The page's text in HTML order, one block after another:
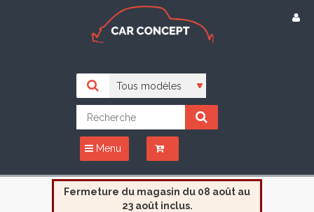
Menu
Fermeture du magasin du 08 août au
23 août inclus.